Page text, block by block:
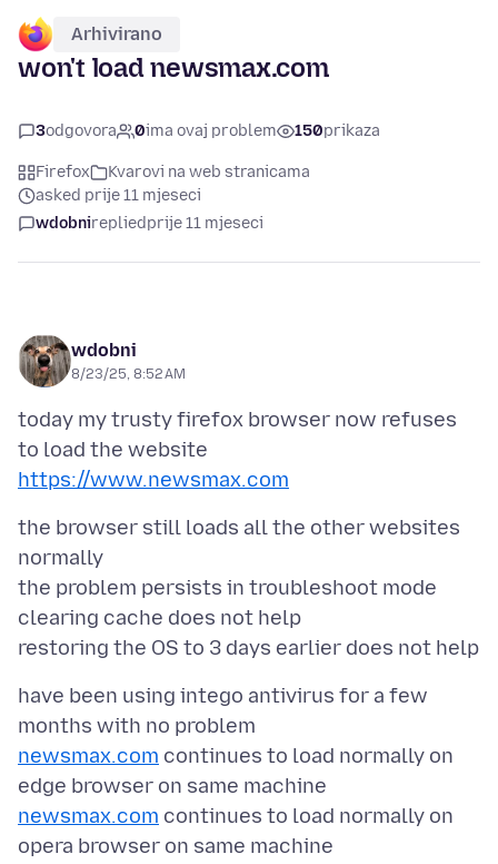
Arhivirano
won't load newsmax.com
3odgovora 0ima ovaj problem 150prikaza
Firefox
Kvarovi na web stranicama
asked prije 11 mjeseci
wdobnirepliedprije 11 mjeseci
wdobni
8/23/25, 8:52 AM
today my trusty firefox browser now refuses
to load the website
https://www.newsmax.com
the browser still loads all the other websites
normally
the problem persists in troubleshoot mode
clearing cache does not help
have been using intego antivirus for a few
newsmax.com continues to load normally on
newsmax.com continues to load normally on